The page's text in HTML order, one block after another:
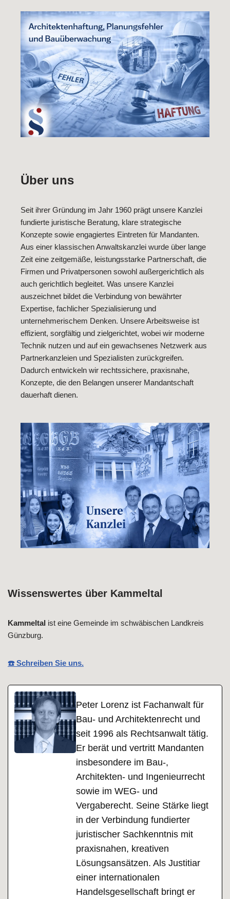
Über uns
Seit ihrer Gründung im Jahr 1960 prägt unsere Kanzlei
fundierte juristische Beratung, klare strategische
Konzepte sowie engagiertes Eintreten für Mandanten.
Aus einer klassischen Anwaltskanzlei wurde über lange
Zeit eine zeitgemäße, leistungsstarke Partnerschaft, die
Firmen und Privatpersonen sowohl außergerichtlich als
auch gerichtlich begleitet. Was unsere Kanzlei
auszeichnet bildet die Verbindung von bewährter
Expertise, fachlicher Spezialisierung und
unternehmerischem Denken. Unsere Arbeitsweise ist
effizient, sorgfältig und zielgerichtet, wobei wir moderne
Technik nutzen und auf ein gewachsenes Netzwerk aus
Partnerkanzleien und Spezialisten zurückgreifen.
Dadurch entwickeln wir rechtssichere, praxisnahe,
Konzepte, die den Belangen unserer Mandantschaft
dauerhaft dienen.
Wissenswertes über Kammeltal
Kammeltal ist eine Gemeinde im schwäbischen Landkreis
Günzburg.
☎️ Schreiben Sie uns.
Peter Lorenz ist Fachanwalt für
Bau- und Architektenrecht und
seit 1996 als Rechtsanwalt tätig.
Er berät und vertritt Mandanten
insbesondere im Bau-,
Architekten- und Ingenieurrecht
sowie im WEG- und
Vergaberecht. Seine Stärke liegt
in der Verbindung fundierter
juristischer Sachkenntnis mit
praxisnahen, kreativen
Lösungsansätzen. Als Justitiar
einer internationalen
Handelsgesellschaft bringt er